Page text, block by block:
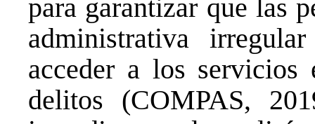
para garantizar que las
administrativa
acceder a los servicios
delitos (COMPAS,